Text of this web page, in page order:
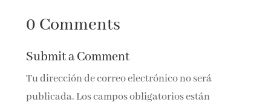
0 Comments
Submit a Comment
Tu dirección de correo electrónico no será
publicada. Los campos obligatorios están